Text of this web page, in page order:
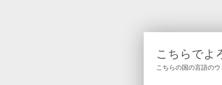
こちらでよ
こちらの国の言語の